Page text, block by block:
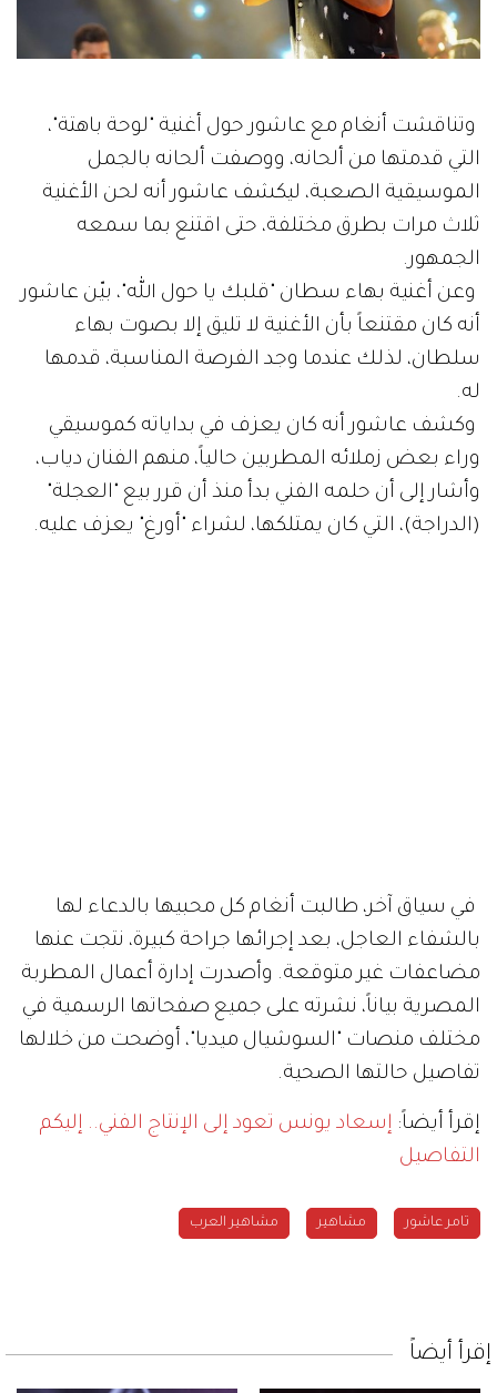
وتناقشت أنغام مع عاشور حول أغنية "لوحة باهتة"،
التي قدمتها من ألحانه، ووصفت ألحانه بالجمل
الموسيقية الصعبة، ليكشف عاشور أنه لحن الأغنية
ثلاث مرات بطرق مختلفة، حتى اقتنع بما سمعه
الجمهور.
وعن أغنية بهاء سطان "قلبك يا حول الله"، بيّن عاشور
أنه كان مقتنعاً بأن الأغنية لا تليق إلا بصوت بهاء
سلطان، لذلك عندما وجد الفرصة المناسبة، قدمها
له.
وكشف عاشور أنه كان يعزف في بداياته كموسيقي
وراء بعض زملائه المطربين حالياً، منهم الفنان دياب،
وأشار إلى أن حلمه الفني بدأ منذ أن قرر بيع "العجلة"
(الدراجة)، التي كان يمتلكها، لشراء "أورغ" يعزف عليه.
في سياق آخر، طالبت أنغام كل محبيها بالدعاء لها
بالشفاء العاجل، بعد إجرائها جراحة كبيرة، نتجت عنها
مضاعفات غير متوقعة. وأصدرت إدارة أعمال المطربة
المصرية بياناً، نشرته على جميع صفحاتها الرسمية في
مختلف منصات "السوشيال ميديا"، أوضحت من خلالها
تفاصيل حالتها الصحية.
إقرأ أيضاً: إسعاد يونس تعود إلى الإنتاج الفني.. إليكم
التفاصيل
تامر عاشور مشاهير مشاهير العرب
إقرأ أيضاً